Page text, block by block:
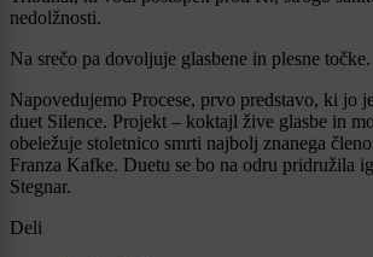
nedolžnosti.
Na srečo pa dovoljuje glasbene in plesne točke.
Napovedujemo Procese, prvo predstavo, ki jo
duet Silence. Projekt – koktajl žive glasbe in
obeležuje stoletnico smrti najbolj znanega
Franza Kafke. Duetu se bo na odru pridružila
Stegnar.
Deli